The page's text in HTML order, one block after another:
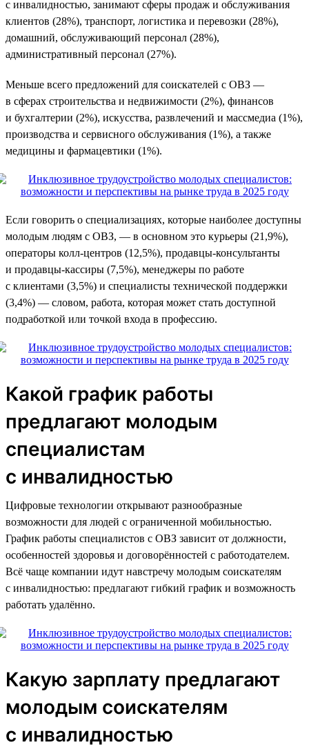
с инвалидностью, занимают сферы продаж и обслуживания
клиентов (28%), транспорт, логистика и перевозки (28%),
домашний, обслуживающий персонал (28%),
административный персонал (27%).
Меньше всего предложений для соискателей с ОВЗ —
в сферах строительства и недвижимости (2%), финансов
и бухгалтерии (2%), искусства, развлечений и массмедиа (1%),
производства и сервисного обслуживания (1%), а также
медицины и фармацевтики (1%).
Если говорить о специализациях, которые наиболее доступны
молодым людям с ОВЗ, — в основном это курьеры (21,9%),
операторы колл-центров (12,5%), продавцы-консультанты
и продавцы-кассиры (7,5%), менеджеры по работе
с клиентами (3,5%) и специалисты технической поддержки
(3,4%) — словом, работа, которая может стать доступной
подработкой или точкой входа в профессию.
Какой график работы
предлагают молодым
специалистам
с инвалидностью
Цифровые технологии открывают разнообразные
возможности для людей с ограниченной мобильностью.
График работы специалистов с ОВЗ зависит от должности,
особенностей здоровья и договорённостей с работодателем.
Всё чаще компании идут навстречу молодым соискателям
с инвалидностью: предлагают гибкий график и возможность
работать удалённо.
Какую зарплату предлагают
молодым соискателям
с инвалидностью